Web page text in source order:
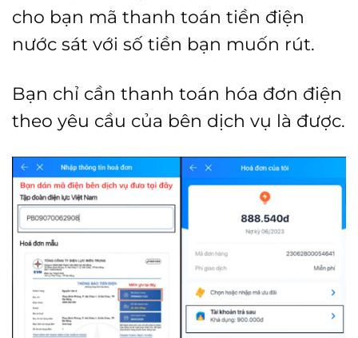
cho bạn mã thanh toán tiền điện
nước sát với số tiền bạn muốn rút.
Bạn chỉ cần thanh toán hóa đơn điện
theo yêu cầu của bên dịch vụ là được.